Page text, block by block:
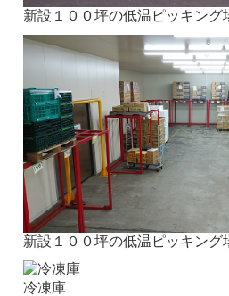
新設１００坪の低温ピッキング
新設１００坪の低温ピッキング
冷凍庫